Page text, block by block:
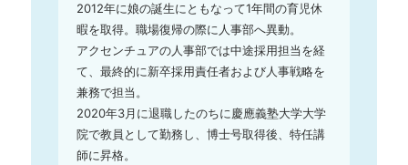
2012年に娘の誕生にともなって1年間の育児休
暇を取得。職場復帰の際に人事部へ異動。
アクセンチュアの人事部では中途採用担当を経
て、最終的に新卒採用責任者および人事戦略を
兼務で担当。
2020年3月に退職したのちに慶應義塾大学大学
院で教員として勤務し、博士号取得後、特任講
師に昇格。